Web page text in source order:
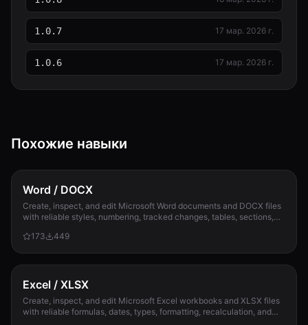
1.0.7 17 мар. 2026 г.
1.0.6 17 мар. 2026 г.
Похожие навыки
Word / DOCX
Create, inspect, and edit Microsoft Word documents and DOCX files
with reliable styles, numbering, tracked changes, tables, sections,
173
449
Excel / XLSX
Create, inspect, and edit Microsoft Excel workbooks and XLSX files
with reliable formulas, dates, types, formatting, recalculation, and